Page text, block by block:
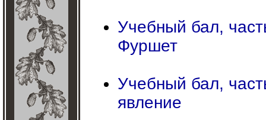
Учебный бал,
Фуршет
Учебный бал,
явление